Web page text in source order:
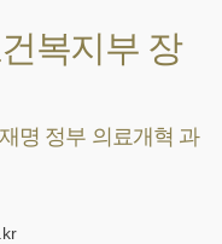
복지부 장
명 정부 의료개혁 과